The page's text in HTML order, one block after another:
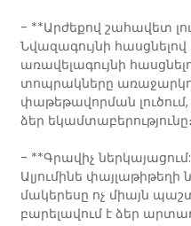
- **Արժեքով շահավետ
Նվազագույնի
առավելագույնի
տոպրակները
փաթեթավորման
ձեր եկամտաբերությունը։
- **Գրավիչ
Ալյումինե
մակերեսը ոչ միայն
բարելավում է ձեր